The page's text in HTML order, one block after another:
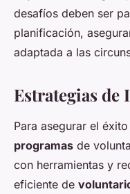
desafíos deben ser
planificación,
adaptada a las
Estrategias de
Para asegurar el
programas de
con herramientas y
eficiente de